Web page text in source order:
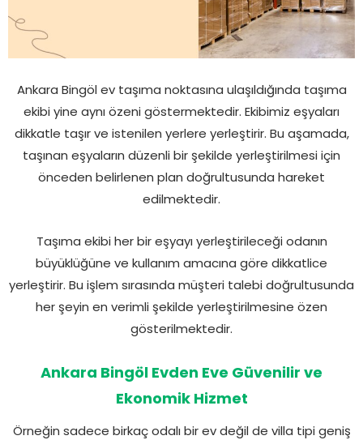
Ankara Bingöl ev taşıma noktasına ulaşıldığında taşıma
ekibi yine aynı özeni göstermektedir. Ekibimiz eşyaları
dikkatle taşır ve istenilen yerlere yerleştirir. Bu aşamada,
taşınan eşyaların düzenli bir şekilde yerleştirilmesi için
önceden belirlenen plan doğrultusunda hareket
edilmektedir.
Taşıma ekibi her bir eşyayı yerleştirileceği odanın
büyüklüğüne ve kullanım amacına göre dikkatlice
yerleştirir. Bu işlem sırasında müşteri talebi doğrultusunda
her şeyin en verimli şekilde yerleştirilmesine özen
gösterilmektedir.
Ankara Bingöl Evden Eve Güvenilir ve
Ekonomik Hizmet
Örneğin sadece birkaç odalı bir ev değil de villa tipi geniş